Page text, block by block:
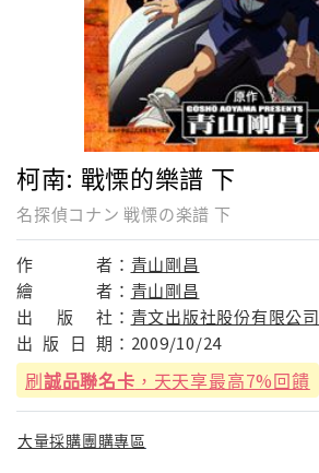
柯南: 戰慄的樂譜 下
名探偵コナン 戦慄の楽譜 下
作 者： 青山剛昌
繪
者： 青山剛昌
出
版 社： 青文出版社股份有限公司
出 版 日 期： 2009/10/24
刷誠品聯名卡 ，天天享最高7%回饋
大量採購團購專區